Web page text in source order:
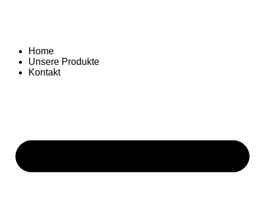
Home
Unsere Produkte
Kontakt